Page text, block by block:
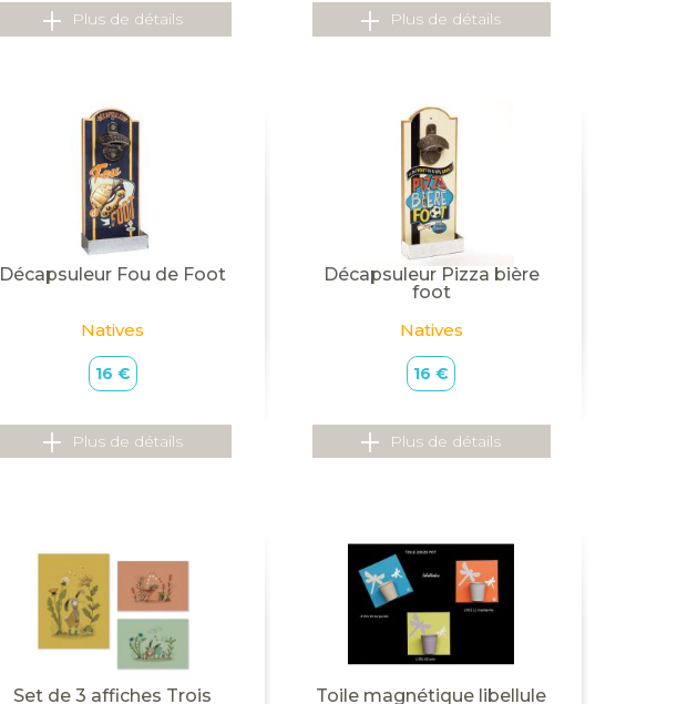
Plus de détails Plus de détails
Décapsuleur Fou de Foot
Natives
16 €
Plus de détails
Décapsuleur Pizza bière
foot
Natives
16 €
Plus de détails
Set de 3 affiches Trois
Toile magnétique libellule